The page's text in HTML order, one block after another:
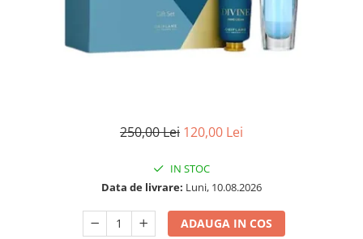
250,00 Lei 120,00 Lei
IN STOC
Data de livrare: Luni, 10.08.2026
ADAUGA IN COS